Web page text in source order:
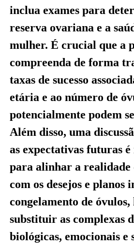
inclua exames para
reserva ovariana e a
mulher. É crucial que a
compreenda de forma
taxas de sucesso
etária e ao número de
potencialmente podem
Além disso, uma
as expectativas futuras é
para alinhar a realidade
com os desejos e planos
congelamento de óvulos,
substituir as complexas
biológicas, emocionais e